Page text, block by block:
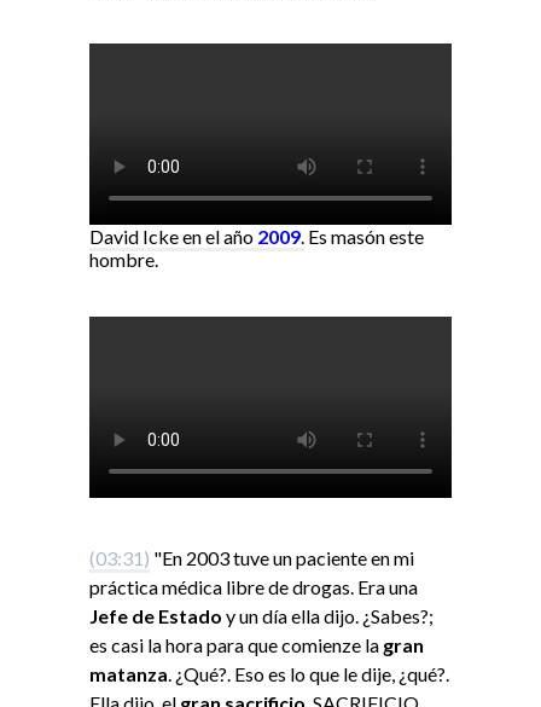
David Icke en el año 2009. Es masón este
hombre.
(03:31) "En 2003 tuve un paciente en mi
práctica médica libre de drogas. Era una
Jefe de Estado y un día ella dijo. ¿Sabes?;
es casi la hora para que comienze la gran
matanza. ¿Qué?. Eso es lo que le dije, ¿qué?.